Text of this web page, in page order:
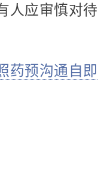
人应审慎对待
药预沟通自即